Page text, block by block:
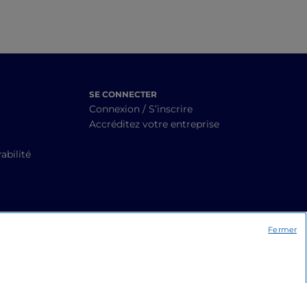
SE CONNECTER
Connexion / S’inscrire
Accréditez votre entreprise
Fermer